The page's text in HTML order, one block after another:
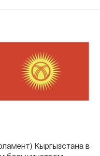
Кыргызстана в